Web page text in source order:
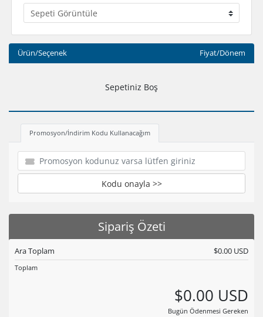
Ürün/Seçenek Fiyat/Dönem
Sepetiniz Boş
Promosyon/İndirim Kodu Kullanacağım
Kodu onayla >>
Sipariş Özeti
Ara Toplam $0.00 USD
Toplam
$0.00 USD
Bugün Ödenmesi Gereken